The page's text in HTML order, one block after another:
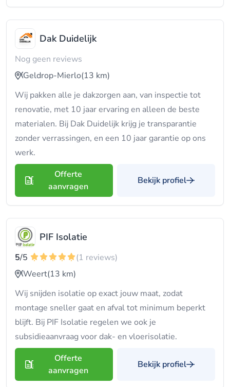
Dak Duidelijk
Nog geen reviews
Geldrop-Mierlo(13 km)
Wij pakken alle je dakzorgen aan, van inspectie tot
renovatie, met 10 jaar ervaring en alleen de beste
materialen. Bij Dak Duidelijk krijg je transparantie
zonder verrassingen, en een 10 jaar garantie op ons
werk.
Offerte
aanvragen
Bekijk profiel
PIF Isolatie
5/5
(1 reviews)
Weert(13 km)
Wij snijden isolatie op exact jouw maat, zodat
montage sneller gaat en afval tot minimum beperkt
blijft. Bij PIF Isolatie regelen we ook je
subsidieaanvraag voor dak- en vloerisolatie.
Offerte
aanvragen
Bekijk profiel